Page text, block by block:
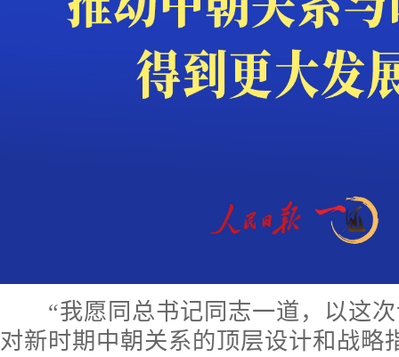
“我愿同总书记同志一道，以这次
对新时期中朝关系的顶层设计和战略